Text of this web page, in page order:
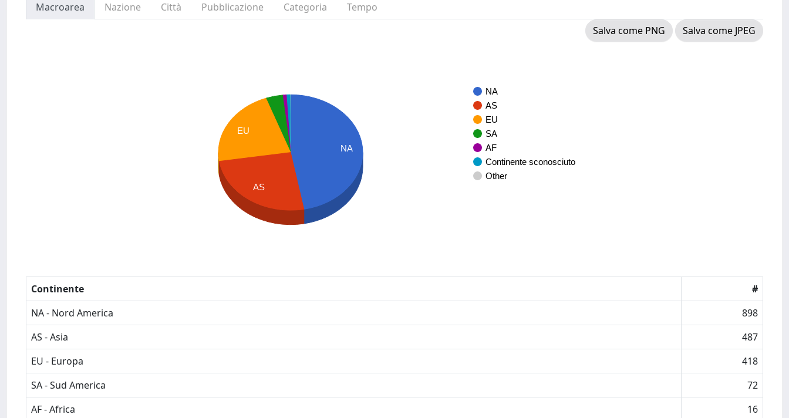
Macroarea Nazione Città Pubblicazione Categoria
Tempo
Salva come PNG
Salva come JPEG
NA
AS
EU
SA
AF
Continente sconosciuto
Other
NA
EU
AS
Continente
#
NA - Nord America
898
AS - Asia
487
EU - Europa
418
SA - Sud America
72
AF - Africa
16